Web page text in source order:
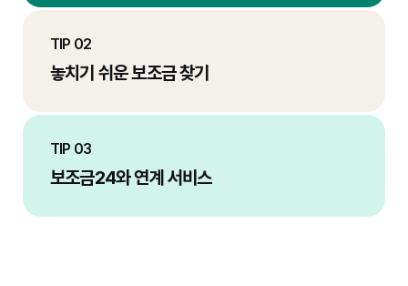
TIP 02
놓치기 쉬운 보조금 찾기
TIP 03
보조금24와 연계 서비스